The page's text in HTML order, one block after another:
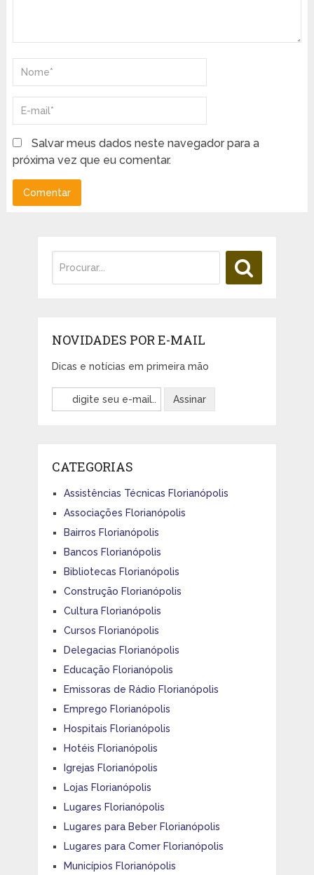
Salvar meus dados neste navegador para a
próxima vez que eu comentar.
NOVIDADES POR E-MAIL
Dicas e notícias em primeira mão
CATEGORIAS
Assistências Técnicas Florianópolis
Associações Florianópolis
Bairros Florianópolis
Bancos Florianópolis
Bibliotecas Florianópolis
Construção Florianópolis
Cultura Florianópolis
Cursos Florianópolis
Delegacias Florianópolis
Educação Florianópolis
Emissoras de Rádio Florianópolis
Emprego Florianópolis
Hospitais Florianópolis
Hotéis Florianópolis
Igrejas Florianópolis
Lojas Florianópolis
Lugares Florianópolis
Lugares para Beber Florianópolis
Lugares para Comer Florianópolis
Municípios Florianópolis